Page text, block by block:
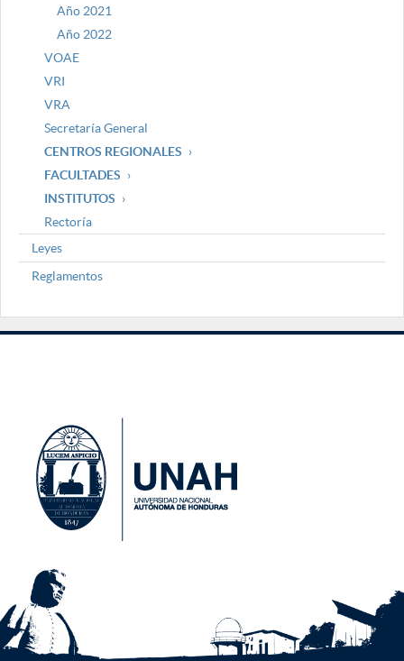
Año 2021
Año 2022
VOAE
VRI
VRA
Secretaría General
CENTROS REGIONALES
FACULTADES
INSTITUTOS
Rectoría
Leyes
Reglamentos